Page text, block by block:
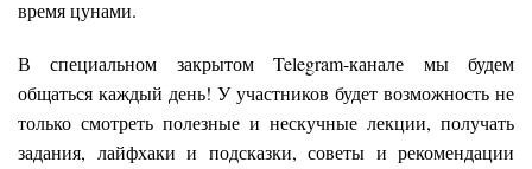
время цунами.
В специальном закрытом Telegram-канале мы будем
общаться каждый день! У участников будет возможность не
только смотреть полезные и нескучные лекции, получать
задания, лайфхаки и подсказки, советы и рекомендации